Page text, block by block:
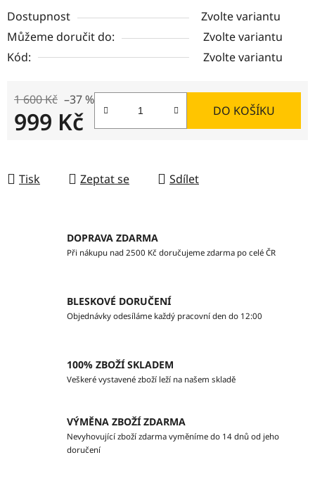
Dostupnost
Zvolte variantu
Můžeme doručit do:
Zvolte variantu
Kód:
Zvolte variantu
1 600 Kč –37 %
999 Kč DO KOŠÍKU
Tisk Zeptat se Sdílet
DOPRAVA ZDARMA
Při nákupu nad 2500 Kč doručujeme zdarma po celé ČR
BLESKOVÉ DORUČENÍ
Objednávky odesíláme každý pracovní den do 12:00
100% ZBOŽÍ SKLADEM
Veškeré vystavené zboží leží na našem skladě
VÝMĚNA ZBOŽÍ ZDARMA
Nevyhovující zboží zdarma vyměníme do 14 dnů od jeho
doručení